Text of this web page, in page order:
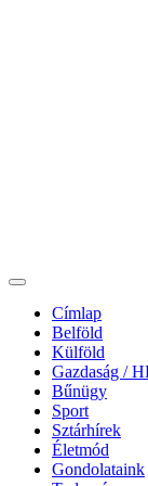
Címlap
Belföld
Külföld
Gazdaság /
Bűnügy
Sport
Sztárhírek
Életmód
Gondolataink